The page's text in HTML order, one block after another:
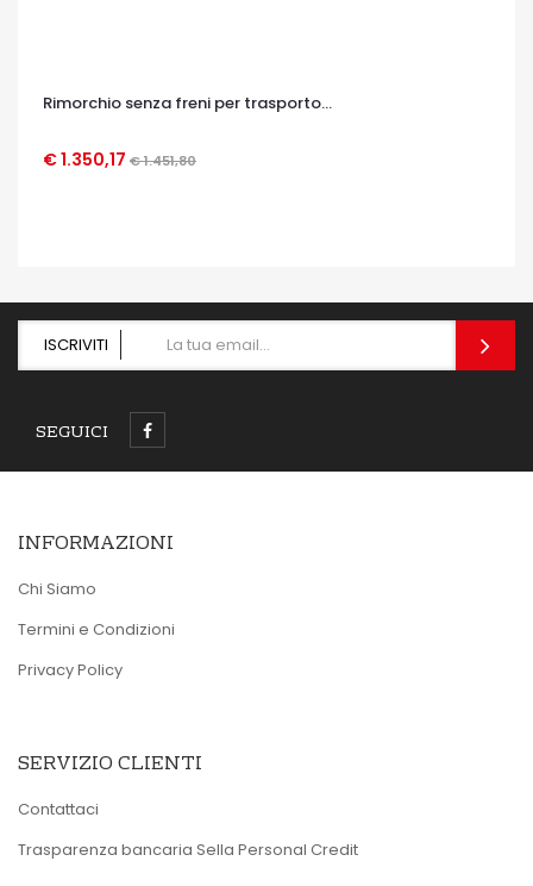
Rimorchio senza freni per trasporto...
€ 1.350,17 € 1.451,80
OCCHIATA VELOCE
ISCRIVITI
SEGUICI
INFORMAZIONI
Chi Siamo
Termini e Condizioni
Privacy Policy
SERVIZIO CLIENTI
Contattaci
Trasparenza bancaria Sella Personal Credit